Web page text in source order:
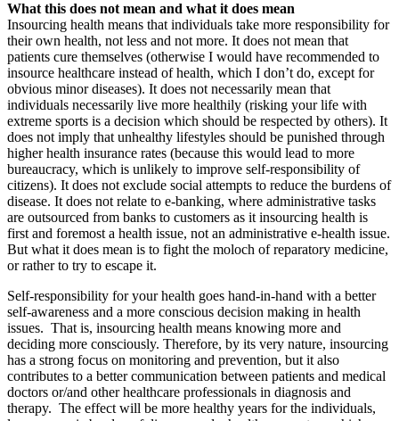
What this does not mean and what it does mean
Insourcing health means that individuals take more responsibility for
their own health, not less and not more. It does not mean that
patients cure themselves (otherwise I would have recommended to
insource healthcare instead of health, which I don’t do, except for
obvious minor diseases). It does not necessarily mean that
individuals necessarily live more healthily (risking your life with
extreme sports is a decision which should be respected by others). It
does not imply that unhealthy lifestyles should be punished through
higher health insurance rates (because this would lead to more
bureaucracy, which is unlikely to improve self-responsibility of
citizens). It does not exclude social attempts to reduce the burdens of
disease. It does not relate to e-banking, where administrative tasks
are outsourced from banks to customers as it insourcing health is
first and foremost a health issue, not an administrative e-health issue.
But what it does mean is to fight the moloch of reparatory medicine,
or rather to try to escape it.
Self-responsibility for your health goes hand-in-hand with a better
self-awareness and a more conscious decision making in health
issues. That is, insourcing health means knowing more and
deciding more consciously. Therefore, by its very nature, insourcing
has a strong focus on monitoring and prevention, but it also
contributes to a better communication between patients and medical
doctors or/and other healthcare professionals in diagnosis and
therapy. The effect will be more healthy years for the individuals,